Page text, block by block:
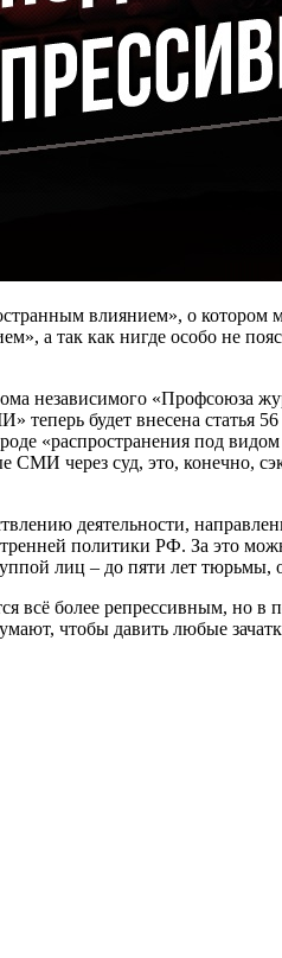
влиянием», о
а так как нигде особо не
независимого «Профсоюза
теперь будет внесена статья
«распространения под
СМИ через суд, это, конечно,
деятельности,
политики РФ. За это
лиц – до пяти лет тюрьмы,
всё более репрессивным, но в
чтобы давить любые